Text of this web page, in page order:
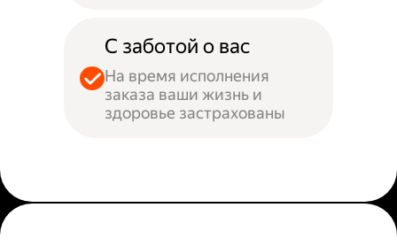
С заботой о вас
На время исполнения
заказа ваши жизнь и
здоровье застрахованы